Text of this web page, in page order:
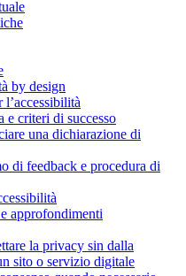
by design
e criteri di successo
una dichiarazione di
di feedback e procedura di
approfondimenti
la privacy sin dalla
sito o servizio digitale